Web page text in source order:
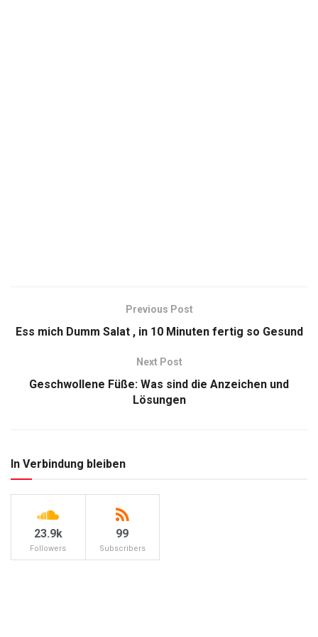
Previous Post
Ess mich Dumm Salat , in 10 Minuten fertig so Gesund
Next Post
Geschwollene Füße: Was sind die Anzeichen und
Lösungen
In Verbindung bleiben
23.9k
Followers
99
Subscribers